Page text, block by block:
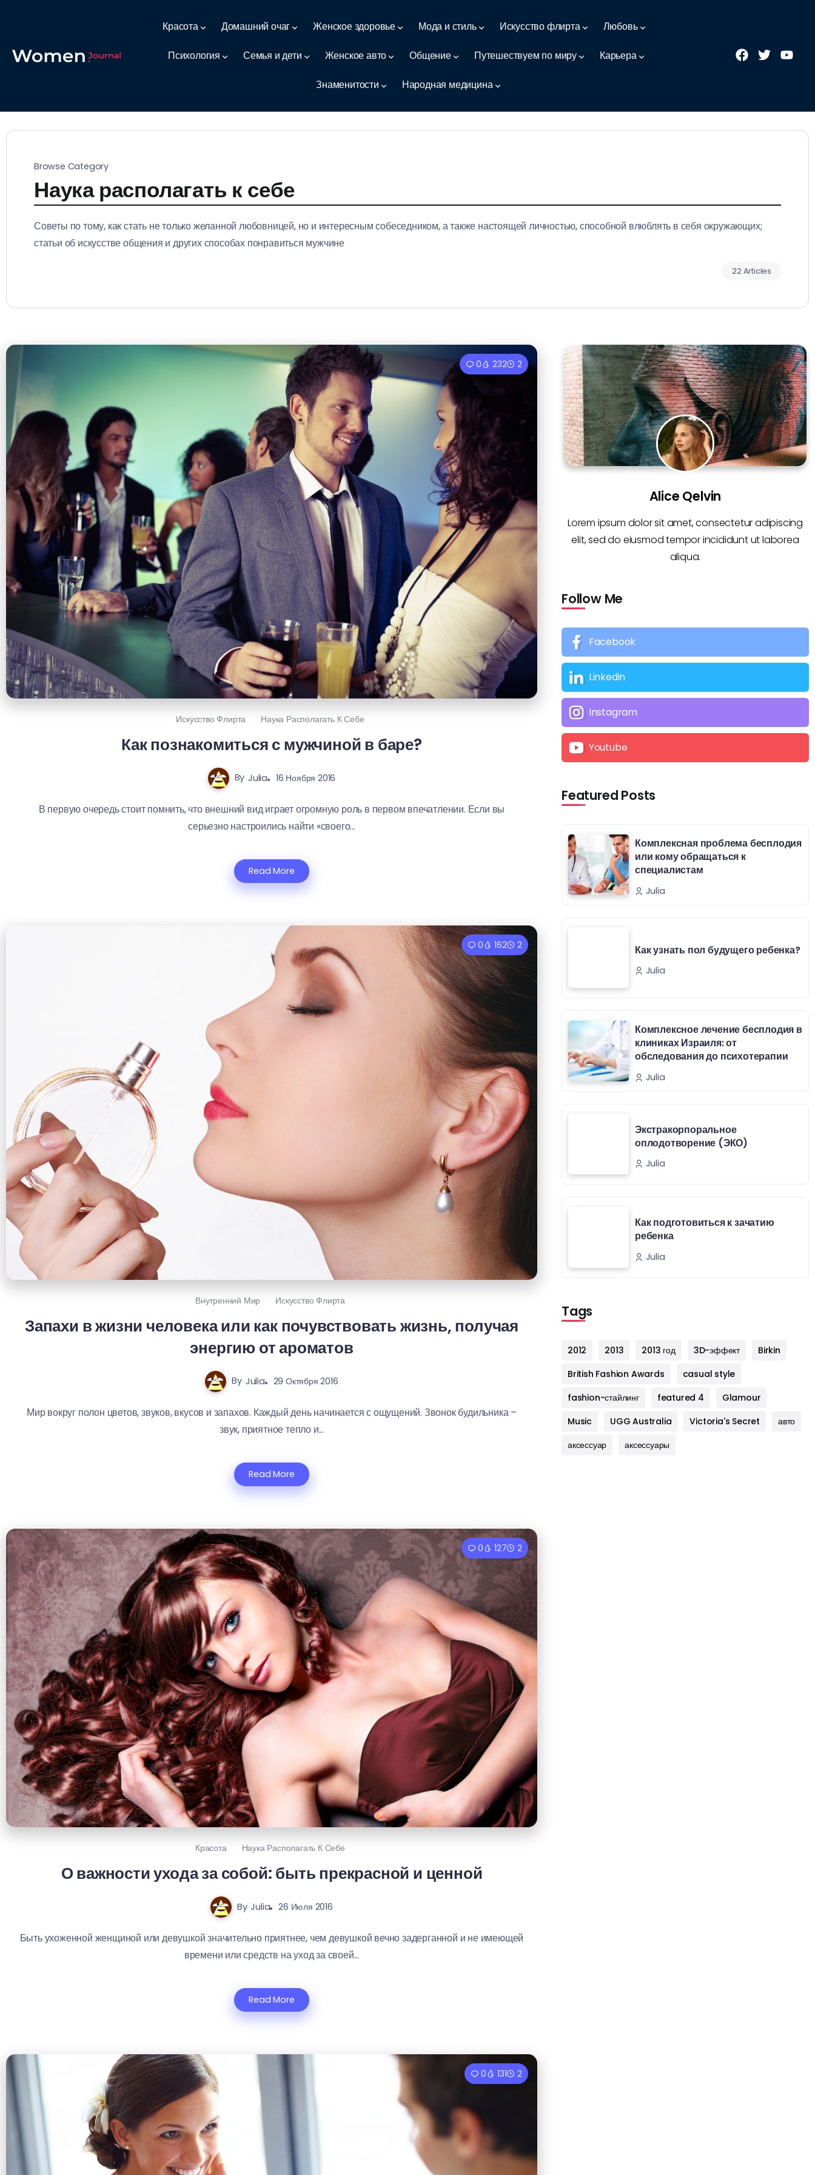
Красота Домашний очаг Женское здоровье Мода и стиль Искусство флирта Любовь
Психология Семья и дети Женское авто Общение Путешествуем по миру Карьера
Знаменитости Народная медицина
Browse Category
Наука располагать к себе
Советы по тому, как стать не только желанной любовницей, но и интересным собеседником, а также настоящей личностью, способной влюблять в себя окружающих;
статьи об искусстве общения и других способах понравиться мужчине
22 Articles
0 232 2
Искусство Флирта Наука Располагать К Себе
Как познакомиться с мужчиной в баре?
By Julia 16 Ноября 2016
В первую очередь стоит помнить, что внешний вид играет огромную роль в первом впечатлении. Если вы
серьезно настроились найти «своего...
Read More
0 162 2
Внутренний Мир Искусство Флирта
Запахи в жизни человека или как почувствовать жизнь, получая
энергию от ароматов
By Julia 29 Октября 2016
Мир вокруг полон цветов, звуков, вкусов и запахов. Каждый день начинается с ощущений. Звонок будильника –
звук, приятное тепло и...
Read More
0 127 2
Красота Наука Располагать К Себе
О важности ухода за собой: быть прекрасной и ценной
By Julia 26 Июля 2016
Быть ухоженной женщиной или девушкой значительно приятнее, чем девушкой вечно задерганной и не имеющей
времени или средств на уход за своей...
Read More
0 131 2
Alice Qelvin
Lorem ipsum dolor sit amet, consectetur adipiscing
elit, sed do eiusmod tempor incididunt ut laborea
aliqua.
Follow Me
Facebook
Linkedin
Instagram
Youtube
Featured Posts
Комплексная проблема бесплодия
или кому обращаться к
специалистам
Julia
Как узнать пол будущего ребенка?
Julia
Комплексное лечение бесплодия в
клиниках Израиля: от
обследования до психотерапии
Julia
Экстракорпоральное
оплодотворение (ЭКО)
Julia
Как подготовиться к зачатию
ребенка
Julia
Tags
2012 2013 2013 год 3D-эффект
Birkin
British Fashion Awards
casual style
fashion-стайлинг
featured 4
Glamour
Music
UGG Australia Victoria's Secret
авто
аксессуар
аксессуары